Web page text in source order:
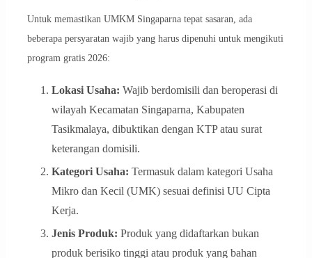
Untuk memastikan UMKM Singaparna tepat sasaran, ada
beberapa persyaratan wajib yang harus dipenuhi untuk mengikuti
program gratis 2026:
Lokasi Usaha: Wajib berdomisili dan beroperasi di
wilayah Kecamatan Singaparna, Kabupaten
Tasikmalaya, dibuktikan dengan KTP atau surat
keterangan domisili.
Kategori Usaha: Termasuk dalam kategori Usaha
Mikro dan Kecil (UMK) sesuai definisi UU Cipta
Kerja.
Jenis Produk: Produk yang didaftarkan bukan
produk berisiko tinggi atau produk yang bahan